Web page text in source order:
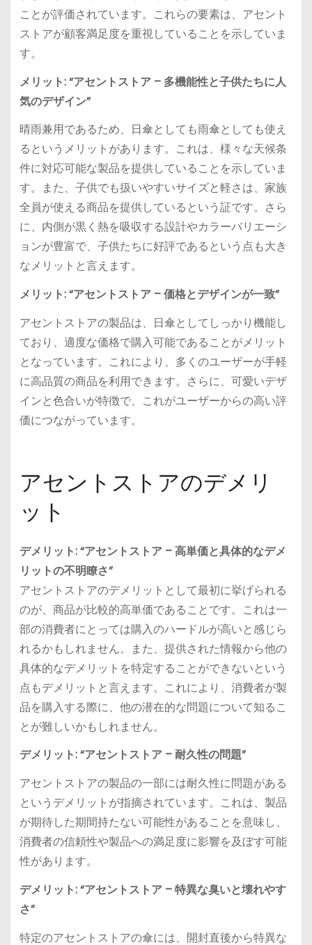
ことが評価されています。これらの要素は、アセント
ストアが顧客満足度を重視していることを示していま
す。
メリット: “アセントストア – 多機能性と子供たちに人
気のデザイン”
晴雨兼用であるため、日傘としても雨傘としても使え
るというメリットがあります。これは、様々な天候条
件に対応可能な製品を提供していることを示していま
す。また、子供でも扱いやすいサイズと軽さは、家族
全員が使える商品を提供しているという証です。さら
に、内側が黒く熱を吸収する設計やカラーバリエーシ
ョンが豊富で、子供たちに好評であるという点も大き
なメリットと言えます。
メリット: “アセントストア – 価格とデザインが一致”
アセントストアの製品は、日傘としてしっかり機能し
ており、適度な価格で購入可能であることがメリット
となっています。これにより、多くのユーザーが手軽
に高品質の商品を利用できます。さらに、可愛いデザ
インと色合いが特徴で、これがユーザーからの高い評
価につながっています。
アセントストアのデメリ
ット
デメリット: “アセントストア – 高単価と具体的なデメ
リットの不明瞭さ”
アセントストアのデメリットとして最初に挙げられる
のが、商品が比較的高単価であることです。これは一
部の消費者にとっては購入のハードルが高いと感じら
れるかもしれません。また、提供された情報から他の
具体的なデメリットを特定することができないという
点もデメリットと言えます。これにより、消費者が製
品を購入する際に、他の潜在的な問題について知るこ
とが難しいかもしれません。
デメリット: “アセントストア – 耐久性の問題”
アセントストアの製品の一部には耐久性に問題がある
というデメリットが指摘されています。これは、製品
が期待した期間持たない可能性があることを意味し、
消費者の信頼性や製品への満足度に影響を及ぼす可能
性があります。
デメリット: “アセントストア – 特異な臭いと壊れやす
さ”
特定のアセントストアの傘には、開封直後から特異な